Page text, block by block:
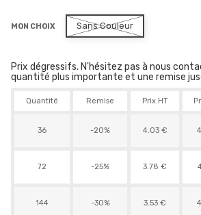
MON CHOIX Sans Couleur
Prix dégressifs. N'hésitez pas à nous
quantité plus importante et une remise
Quantité Remise Prix HT
36 -20% 4.03 €
72 -25% 3.78 €
144 -30% 3.53 €